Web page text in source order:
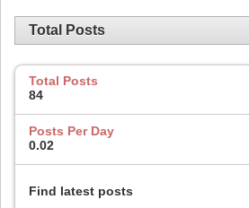
Total Posts
Total Posts
84
Posts Per Day
0.02
Find latest posts